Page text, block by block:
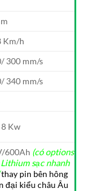
Km/h
300 mm/s
340 mm/s
Kw
600Ah (có options
sạc nhanh
thay pin bên hông
đại kiểu châu Âu